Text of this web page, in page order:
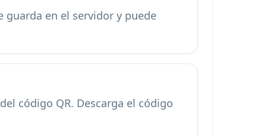
guarda en el servidor y puede
código QR. Descarga el código